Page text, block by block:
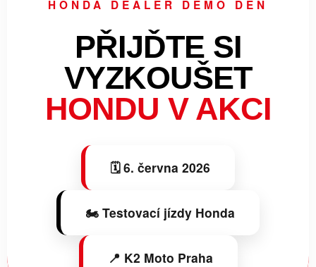
HONDA DEALER DEMO DEN
PŘIJĎTE SI
VYZKOUŠET
HONDU V AKCI
🗓️ 6. června 2026
🏍️ Testovací jízdy Honda
📍 K2 Moto Praha